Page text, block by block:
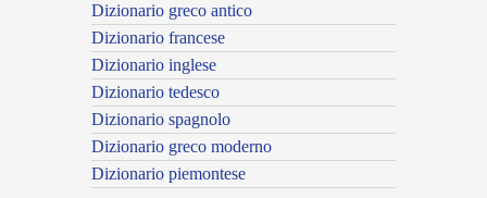
Dizionario greco antico
Dizionario francese
Dizionario inglese
Dizionario tedesco
Dizionario spagnolo
Dizionario greco moderno
Dizionario piemontese